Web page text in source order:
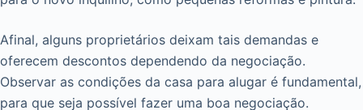
Afinal, alguns proprietários deixam tais demandas e
oferecem descontos dependendo da negociação.
Observar as condições da casa para alugar é fundamental,
para que seja possível fazer uma boa negociação.